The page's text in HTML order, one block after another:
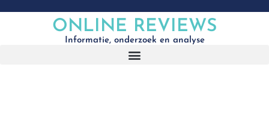
ONLINE REVIEWS
Informatie, onderzoek en analyse